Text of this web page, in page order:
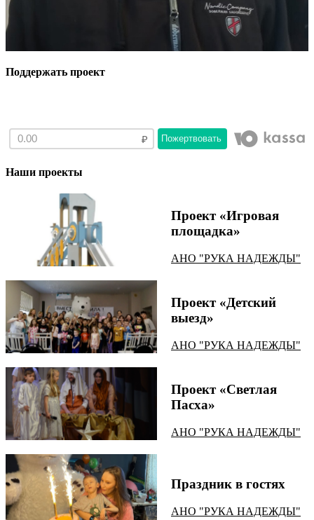
Поддержать проект
Пожертвовать
Наши проекты
Проект «Игровая
площадка»
АНО "РУКА НАДЕЖДЫ"
Проект «Детский
выезд»
АНО "РУКА НАДЕЖДЫ"
Проект «Светлая
Пасха»
АНО "РУКА НАДЕЖДЫ"
Праздник в гостях
АНО "РУКА НАДЕЖДЫ"